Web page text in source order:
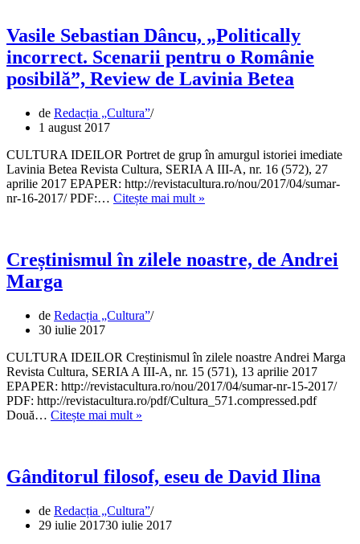
Andrei
Marga
Vasile Sebastian Dâncu, „Politically
incorrect. Scenarii pentru o Românie
posibilă”, Review de Lavinia Betea
de Redacția „Cultura”
1 august 2017
CULTURA IDEILOR Portret de grup în amurgul istoriei imediate
Lavinia Betea Revista Cultura, SERIA A III-A, nr. 16 (572), 27
aprilie 2017 EPAPER: http://revistacultura.ro/nou/2017/04/sumar-
nr-16-2017/ PDF:… Citește mai mult »
incorrect.
Scenarii
de
Lavinia
Betea
Creștinismul în zilele noastre, de Andrei
Marga
de Redacția „Cultura”
30 iulie 2017
CULTURA IDEILOR Creștinismul în zilele noastre Andrei Marga
Revista Cultura, SERIA A III-A, nr. 15 (571), 13 aprilie 2017
EPAPER: http://revistacultura.ro/nou/2017/04/sumar-nr-15-2017/
PDF: http://revistacultura.ro/pdf/Cultura_571.compressed.pdf
Două… Citește mai mult »
de
Andrei
Gânditorul filosof, eseu de David Ilina
de Redacția „Cultura”
29 iulie 201730 iulie 2017